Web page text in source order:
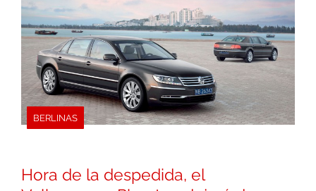
BERLINAS
Hora de la despedida, el